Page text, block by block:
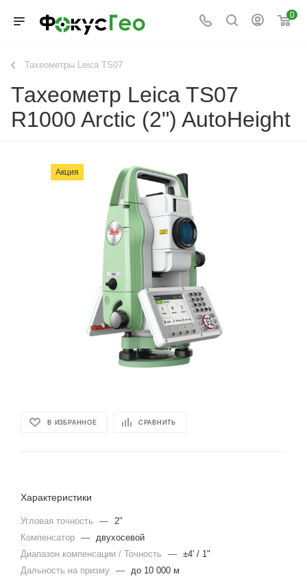
0
Тахеометры Leica TS07
Тахеометр Leica TS07
R1000 Arctic (2") AutoHeight
Акция
В ИЗБРАННОЕ СРАВНИТЬ
Характеристики
Угловая точность — 2"
Компенсатор — двухосевой
Диапазон компенсации / Точность
— ±4' / 1"
Дальность на призму — до 10 000 м